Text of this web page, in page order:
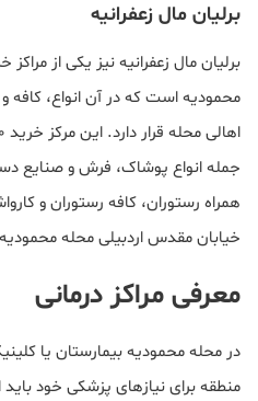
برلیان مال زعفرانیه
برلیان مال زعفرانیه نیز یکی از
محمودیه است که در آن انواع،
جمله انواع پوشاک، فرش و صنایع
همراه رستوران، کافه رستوران و
خیابان مقدس اردبیلی محله
معرفی مراکز درمانی
در محله محمودیه بیمارستان یا
منطقه برای نیازهای پزشکی خود